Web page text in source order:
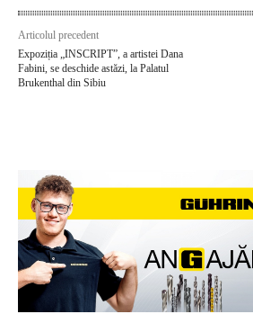
Articolul precedent
Expoziția „INSCRIPT”, a artistei Dana
Fabini, se deschide astăzi, la Palatul
Brukenthal din Sibiu